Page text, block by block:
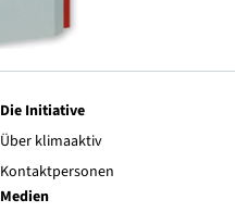
Die Initiative
Über klimaaktiv
Kontaktpersonen
Medien